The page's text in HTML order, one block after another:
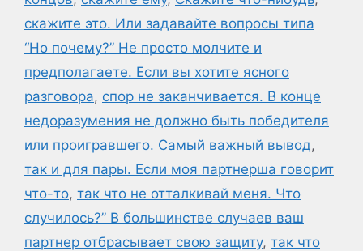
скажите это. Или задавайте вопросы типа
“Но почему?” Не просто молчите и
предполагаете. Если вы хотите ясного
разговора, спор не заканчивается. В конце
недоразумения не должно быть победителя
или проигравшего. Самый важный вывод,
так и для пары. Если моя партнерша говорит
что-то, так что не отталкивай меня. Что
случилось?” В большинстве случаев ваш
партнер отбрасывает свою защиту, так что